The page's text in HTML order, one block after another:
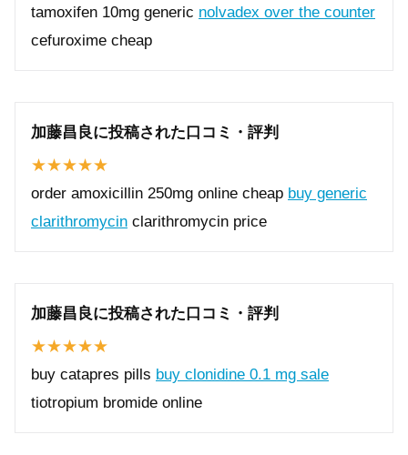
tamoxifen 10mg generic nolvadex over the counter
cefuroxime cheap
加藤昌良に投稿された口コミ・評判
order amoxicillin 250mg online cheap buy generic
clarithromycin clarithromycin price
加藤昌良に投稿された口コミ・評判
buy catapres pills buy clonidine 0.1 mg sale
tiotropium bromide online